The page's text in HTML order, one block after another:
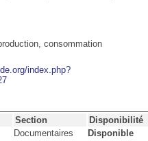
consommation
index.php?
Section
Disponibilité
Documentaires Disponible